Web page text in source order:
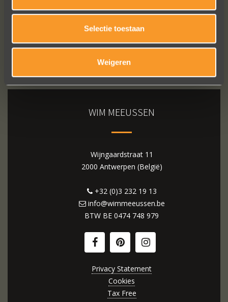
Selectie toestaan
Weigeren
WIM MEEUSSEN
Wijngaardstraat 11
2000 Antwerpen (België)
+32 (0)3 232 19 13
info@wimmeeussen.be
BTW BE 0474 748 979
Privacy Statement
Cookies
Tax Free